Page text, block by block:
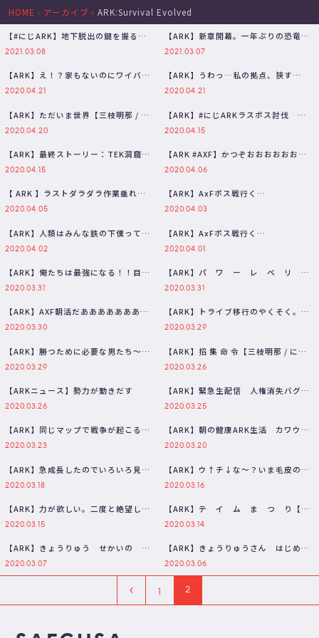
HOME › アーカイブ › ARK:Survival Evolved
【#にじARK​】地下脱出の鍵を握るの
は、"ガチャ"。【三枝明那 / …
2021.03.08
【ARK】新章開幕。一年ぶりの恐竜生
活【三枝明那 / にじさんじ】
2021.03.07
【ARK】え！？家もないのにワイバー
ンを！？できらぁ！いまなんていっ
2020.04.21
【ARK】うわっ…私の拠点、狭す
ぎ…？【三枝明那 / にじさんじ】
2020.04.21
【ARK】ただいま世界【三枝明那 / に
じさんじ】
2020.04.20
【ARK】#にじARKラスボス討伐
Tek洞窟 おしまい。【にじさんじ…
2020.04.15
【ARK】最終ストーリー：TEK洞窟ト
リケラチーム【ラトナ・プティ/に…
2020.04.15
【ARK #AXF】かつぞおおおおおおお
おおおおおお【三枝明那 / に…
2020.04.06
【 ARK 】ラストダラダラ作業垂れ流
し【 アークサバイバル 】
2020.04.05
【ARK】AxFボス戦行く
ぞ！！！！！！！！！！！！BOSS戦
2020.04.03
【ARK】人類はみんな鉄の下僕ってワ
ケ【三枝明那 / にじさんじ】
2020.04.02
【ARK】AxFボス戦行く
ぞ！！！！！！！！！！！！BOSS戦
2020.04.01
【ARK】俺たちは最強になる！！目指
せ100レべ洞窟に行くぞ！！【にじ…
2020.03.31
【ARK】パ ワ ー レ ベ リ
ン グ【三枝明那 / にじさんじ】
2020.03.31
【ARK】AXF朝活だああああああああ
あああああああああ【三枝明那 /…
2020.03.30
【ARK】トライブ移行のやくそく。お
うちへのお別れと荷物整理。【天宮
2020.03.29
【ARK】勝つために必要な男たち～修
行編～【三枝明那 / 不破湊】
2020.03.29
【ARK】招 集 命 令【三枝明那 / にじ
さんじ】
2020.03.26
【ARKニュース】勢力が動きだす
2020.03.26
【ARK】緊急生配信 人権消失バグ
【三枝明那 / にじさんじ】
2020.03.25
【ARK】同じマップで戦争が起こるな
んて到底思えないほど平和すぎるお
2020.03.23
【ARK】朝の健康ARK生活 カワウソ
探し編【三枝明那 / にじさんじ…
2020.03.20
【ARK】急成長したのでいろいろ見せ
つつ恐竜捕まえに行きます!【にじさ…
2020.03.18
【ARK】ウ↑チ↓な～？いま毛皮のコ
ート欲しいねん【三枝明那 / にじ…
2020.03.16
【ARK】力が欲しい。二度と絶望しな
いために。【三枝明那 / にじさん…
2020.03.15
【ARK】テ イ ム ま つ り【三
枝明那 / にじさんじ】
2020.03.14
【ARK】きょうりゅう せかいの あ
るきかた【三枝明那 / にじさんじ…
2020.03.07
【ARK】きょうりゅうさん はじめま
して とうがらしです【三枝明那 /…
2020.03.06
2